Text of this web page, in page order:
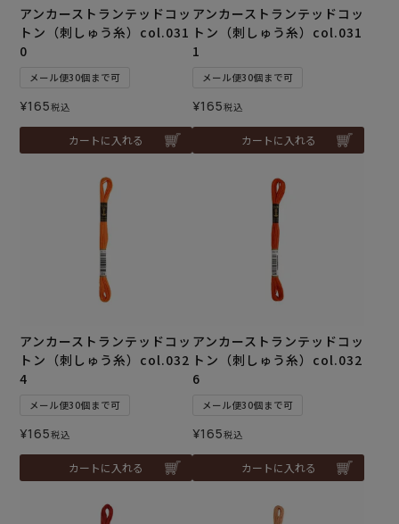
アンカーストランテッドコッ
トン（刺しゅう糸）col.031
0
メール便30個まで可
¥165税込
カートに入れる
アンカーストランテッドコッ
トン（刺しゅう糸）col.031
1
メール便30個まで可
¥165税込
カートに入れる
アンカーストランテッドコッ
トン（刺しゅう糸）col.032
4
メール便30個まで可
¥165税込
カートに入れる
アンカーストランテッドコッ
トン（刺しゅう糸）col.032
6
メール便30個まで可
¥165税込
カートに入れる